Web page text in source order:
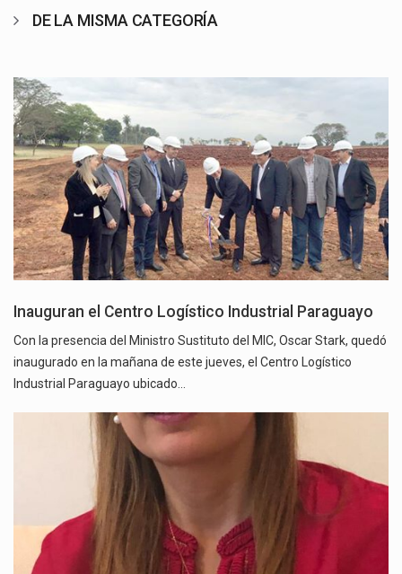
DE LA MISMA CATEGORÍA
Inauguran el Centro Logístico Industrial Paraguayo
Con la presencia del Ministro Sustituto del MIC, Oscar Stark, quedó
inaugurado en la mañana de este jueves, el Centro Logístico
Industrial Paraguayo ubicado…